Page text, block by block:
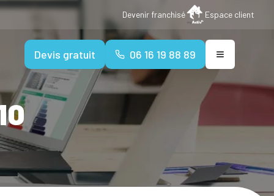
Devenir franchisé Espace client
Devis gratuit 06 16 19 88 89